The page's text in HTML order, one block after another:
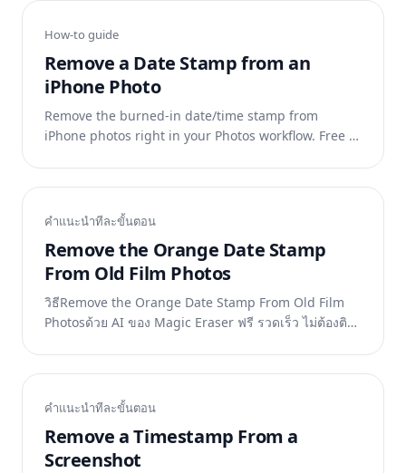
How-to guide
Remove a Date Stamp from an
iPhone Photo
Remove the burned-in date/time stamp from
iPhone photos right in your Photos workflow. Free AI
คำแนะนำทีละขั้นตอน
Remove the Orange Date Stamp
From Old Film Photos
วิธีRemove the Orange Date Stamp From Old Film
Photosด้วย AI ของ Magic Eraser ฟรี รวดเร็ว ไม่ต้องติด
คำแนะนำทีละขั้นตอน
Remove a Timestamp From a
Screenshot